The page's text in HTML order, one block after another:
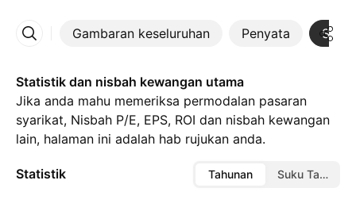
Gambaran keseluruhan Penyata
Lebih
Statistik dan nisbah kewangan utama
Jika anda mahu memeriksa permodalan pasaran
syarikat, Nisbah P/E, EPS, ROI dan nisbah kewangan
lain, halaman ini adalah hab rujukan anda.
Statistik Tahunan Suku Tahunan